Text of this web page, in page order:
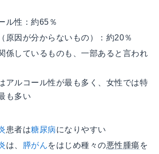
ル性：約65％
（原因が分からないもの）：約20％
係しているものも、一部あると言われ
アルコール性が最も多く、女性では特
も多い
患者は糖尿病になりやすい
は、 膵がんをはじめ種々の悪性腫瘍を